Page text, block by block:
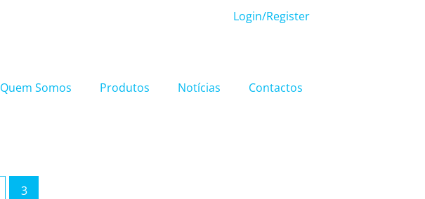
Login/Register
Quem Somos Produtos Notícias
Contactos
3